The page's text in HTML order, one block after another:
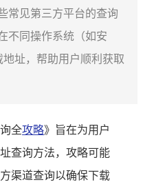
常见第三方平台的查询
不同操作系统（如安
址，帮助用户顺利获取
全攻略》旨在为用户
查询方法，攻略可能
渠道查询以确保下载